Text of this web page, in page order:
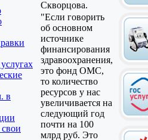
в
Скворцова.
"Если говорить
об основном
источнике
финансирования
здравоохранения,
это фонд ОМС,
то количество
ресурсов у нас
увеличивается на
следующий год
почти на 100
млрд руб. Это